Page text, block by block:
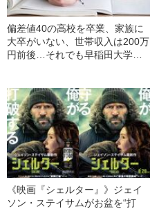
偏差値40の高校を卒業、家族に
大卒がいない、世帯収入は200万
円前後…それでも早稲田大学に
《映画『シェルター』》ジェイ
ソン・ステイサムがお盆を“打